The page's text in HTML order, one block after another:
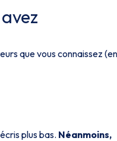
que vous connaissez (en
plus bas. Néanmoins,